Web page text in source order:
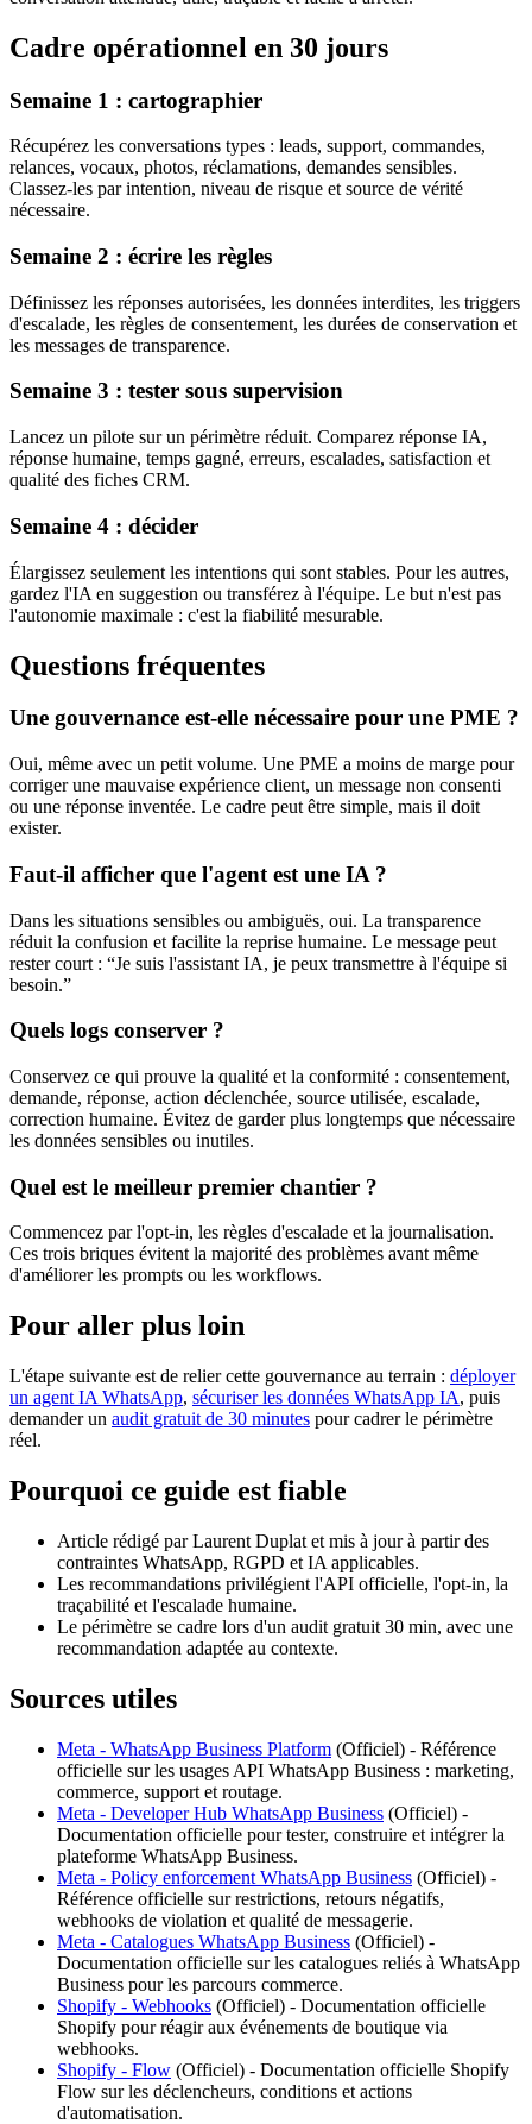
Cadre opérationnel en 30 jours
Semaine 1 : cartographier
Récupérez les conversations types : leads, support, commandes,
relances, vocaux, photos, réclamations, demandes sensibles.
Classez-les par intention, niveau de risque et source de vérité
nécessaire.
Semaine 2 : écrire les règles
Définissez les réponses autorisées, les données interdites, les triggers
d'escalade, les règles de consentement, les durées de conservation et
les messages de transparence.
Semaine 3 : tester sous supervision
Lancez un pilote sur un périmètre réduit. Comparez réponse IA,
réponse humaine, temps gagné, erreurs, escalades, satisfaction et
qualité des fiches CRM.
Semaine 4 : décider
Élargissez seulement les intentions qui sont stables. Pour les autres,
gardez l'IA en suggestion ou transférez à l'équipe. Le but n'est pas
l'autonomie maximale : c'est la fiabilité mesurable.
Questions fréquentes
Une gouvernance est-elle nécessaire pour une PME ?
Oui, même avec un petit volume. Une PME a moins de marge pour
corriger une mauvaise expérience client, un message non consenti
ou une réponse inventée. Le cadre peut être simple, mais il doit
exister.
Faut-il afficher que l'agent est une IA ?
Dans les situations sensibles ou ambiguës, oui. La transparence
réduit la confusion et facilite la reprise humaine. Le message peut
rester court : “Je suis l'assistant IA, je peux transmettre à l'équipe si
besoin.”
Quels logs conserver ?
Conservez ce qui prouve la qualité et la conformité : consentement,
demande, réponse, action déclenchée, source utilisée, escalade,
correction humaine. Évitez de garder plus longtemps que nécessaire
les données sensibles ou inutiles.
Quel est le meilleur premier chantier ?
Commencez par l'opt-in, les règles d'escalade et la journalisation.
Ces trois briques évitent la majorité des problèmes avant même
d'améliorer les prompts ou les workflows.
Pour aller plus loin
L'étape suivante est de relier cette gouvernance au terrain : déployer
un agent IA WhatsApp, sécuriser les données WhatsApp IA, puis
demander un audit gratuit de 30 minutes pour cadrer le périmètre
réel.
Pourquoi ce guide est fiable
Article rédigé par Laurent Duplat et mis à jour à partir des
contraintes WhatsApp, RGPD et IA applicables.
Les recommandations privilégient l'API officielle, l'opt-in, la
traçabilité et l'escalade humaine.
Le périmètre se cadre lors d'un audit gratuit 30 min, avec une
recommandation adaptée au contexte.
Sources utiles
Meta - WhatsApp Business Platform (Officiel) - Référence
officielle sur les usages API WhatsApp Business : marketing,
commerce, support et routage.
Meta - Developer Hub WhatsApp Business (Officiel) -
Documentation officielle pour tester, construire et intégrer la
plateforme WhatsApp Business.
Meta - Policy enforcement WhatsApp Business (Officiel) -
Référence officielle sur restrictions, retours négatifs,
webhooks de violation et qualité de messagerie.
Meta - Catalogues WhatsApp Business (Officiel) -
Documentation officielle sur les catalogues reliés à WhatsApp
Business pour les parcours commerce.
Shopify - Webhooks (Officiel) - Documentation officielle
Shopify pour réagir aux événements de boutique via
webhooks.
Shopify - Flow (Officiel) - Documentation officielle Shopify
Flow sur les déclencheurs, conditions et actions
d'automatisation.